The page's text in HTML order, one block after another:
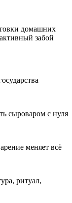
домашних
забой
сыроваром с нуля
меняет всё
ритуал,